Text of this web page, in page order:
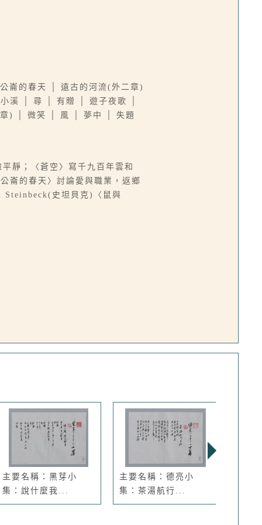
的春天 │ 遠古的河流(外二章)
溪 │ 尋 │ 有贈 │ 遊子夜歌 │
) │ 微笑 │ 風 │ 夢中 │ 失題
靜；〈蒼空〉寫千九百年雲和
崙的春天〉討論愛與職業，返鄉
Steinbeck(史坦貝克)〈鼠與
主要名稱：黑芽小
集：說什麼我...
主要名稱：德亮小
集：茶湯航行...